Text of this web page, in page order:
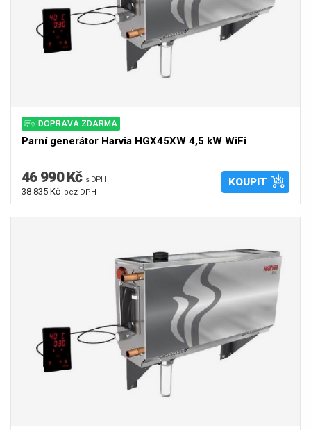
DOPRAVA ZDARMA
Parní generátor Harvia HGX45XW 4,5 kW WiFi
46 990 Kč s DPH
38 835 Kč bez DPH
KOUPIT